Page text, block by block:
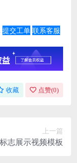
提交工单 联系客服
收藏 点赞(0)
上一篇
志展示视频模板